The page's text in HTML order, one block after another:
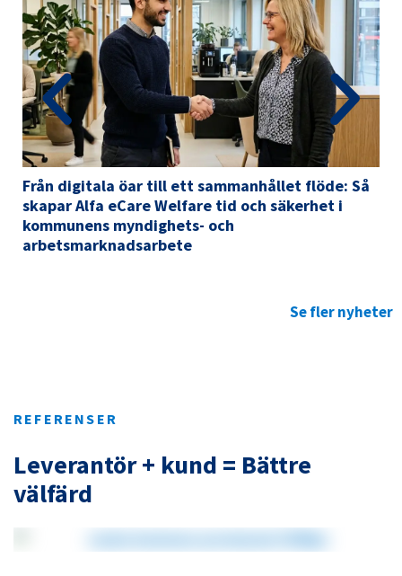
Från digitala öar till ett sammanhållet flöde: Så
skapar Alfa eCare Welfare tid och säkerhet i
kommunens myndighets- och
arbetsmarknadsarbete
Se fler nyheter
REFERENSER
Leverantör + kund = Bättre
välfärd